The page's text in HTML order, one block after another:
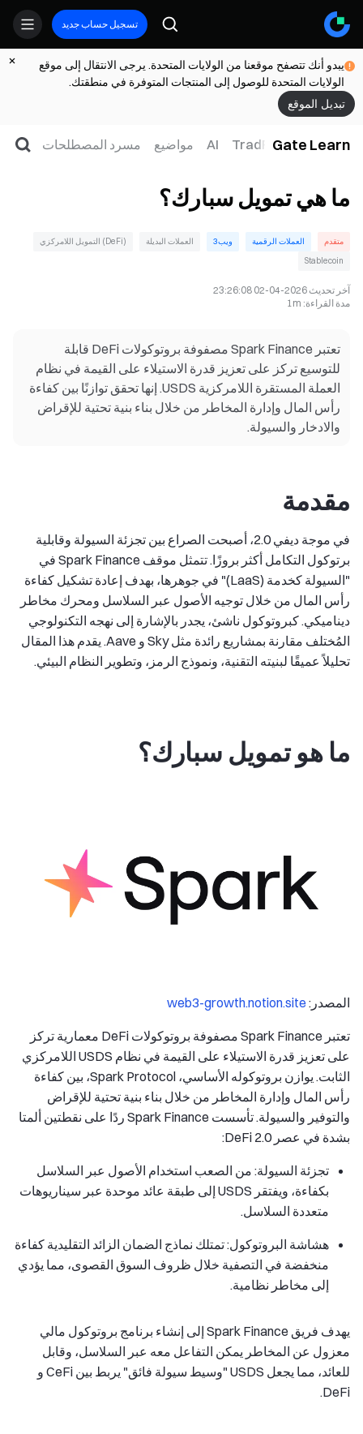
تسجيل حساب جديد
يبدو أنك تتصفح موقعنا من الولايات المتحدة. يرجى الانتقال إلى موقع
الولايات المتحدة للوصول إلى المنتجات المتوفرة في منطقتك.
تبديل الموقع
Gate Learn
ويب3 TradFi
AI مواضيع مسرد المصطلحات
ما هي تمويل سبارك؟
متقدم العملات الرقمية ويب3 العملات البديلة
(DeFi) التمويل اللامركزي
Stablecoin
آخر تحديث2026-04-02 23:26:08
مدة القراءة:
1m
تعتبر Spark Finance مصفوفة بروتوكولات DeFi قابلة
للتوسيع تركز على تعزيز قدرة الاستيلاء على القيمة في نظام
العملة المستقرة اللامركزية USDS. إنها تحقق توازنًا بين كفاءة
رأس المال وإدارة المخاطر من خلال بناء بنية تحتية للإقراض
والادخار والسيولة.
مقدمة
في موجة ديفي 2.0، أصبحت الصراع بين تجزئة السيولة وقابلية
برتوكول التكامل أكثر بروزًا. تتمثل موقف Spark Finance في
"السيولة كخدمة (LaaS)" في جوهرها، بهدف إعادة تشكيل كفاءة
رأس المال من خلال توجيه الأصول عبر السلاسل ومحرك مخاطر
ديناميكي. كبروتوكول ناشئ، يجدر بالإشارة إلى نهجه التكنولوجي
المُختلف مقارنة بمشاريع رائدة مثل Sky و Aave. يقدم هذا المقال
تحليلاً عميقًا لبنيته التقنية، ونموذج الرمز، وتطوير النظام البيئي.
ما هو تمويل سبارك؟
المصدر:web3-growth.notion.site
تعتبر Spark Finance مصفوفة بروتوكولات DeFi معمارية تركز
على تعزيز قدرة الاستيلاء على القيمة في نظام USDS اللامركزي
الثابت. يوازن بروتوكوله الأساسي، Spark Protocol، بين كفاءة
رأس المال وإدارة المخاطر من خلال بناء بنية تحتية للإقراض
والتوفير والسيولة. تأسست Spark Finance ردًا على نقطتين ألمتا
بشدة في عصر DeFi 2.0:
تجزئة السيولة: من الصعب استخدام الأصول عبر السلاسل
بكفاءة، ويفتقر USDS إلى طبقة عائد موحدة عبر سيناريوهات
متعددة السلاسل.
هشاشة البروتوكول: تمتلك نماذج الضمان الزائد التقليدية كفاءة
منخفضة في التصفية خلال ظروف السوق القصوى، مما يؤدي
إلى مخاطر نظامية.
يهدف فريق Spark Finance إلى إنشاء برنامج بروتوكول مالي
معزول عن المخاطر يمكن التفاعل معه عبر السلاسل، وقابل
للعائد، مما يجعل USDS "وسيط سيولة فائق" يربط بين CeFi و
DeFi.